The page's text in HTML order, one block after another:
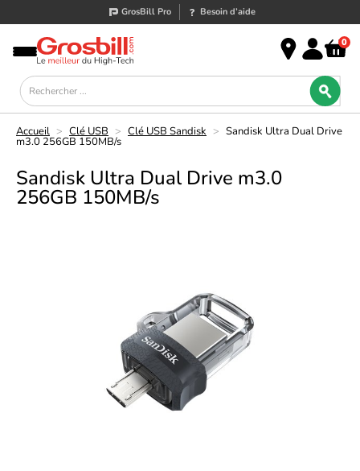
GrosBill Pro Besoin d’aide
0
Accueil > Clé USB > Clé USB Sandisk > Sandisk Ultra Dual Drive
m3.0 256GB 150MB/s
Sandisk Ultra Dual Drive m3.0
256GB 150MB/s